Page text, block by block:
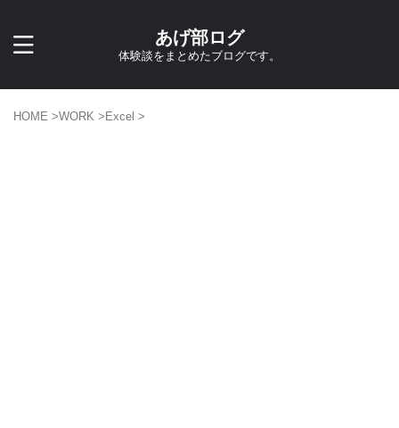
あげ部ログ
体験談をまとめたブログです。
HOME >WORK > Excel >